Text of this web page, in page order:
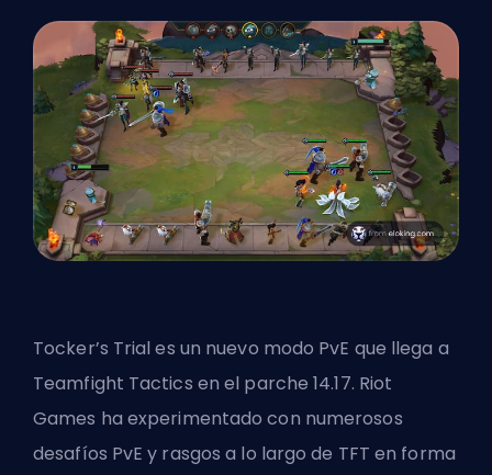
Tocker’s Trial es un nuevo modo PvE que llega a
Teamfight Tactics en el parche 14.17. Riot
Games ha experimentado con numerosos
desafíos PvE y rasgos a lo largo de TFT en forma